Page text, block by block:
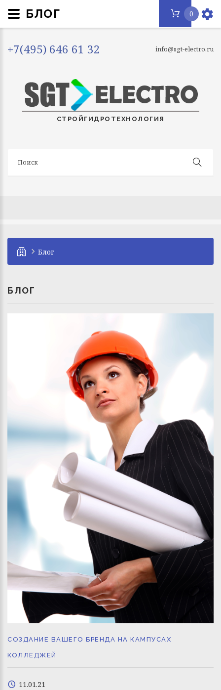
+7(495) 646 61 32 info@sgt-electro.ru
СТРОЙГИДРОТЕХНОЛОГИЯ
0
Блог
БЛОГ
СОЗДАНИЕ ВАШЕГО БРЕНДА НА КАМПУСАХ
КОЛЛЕДЖЕЙ
11.01.21
БЛОГ